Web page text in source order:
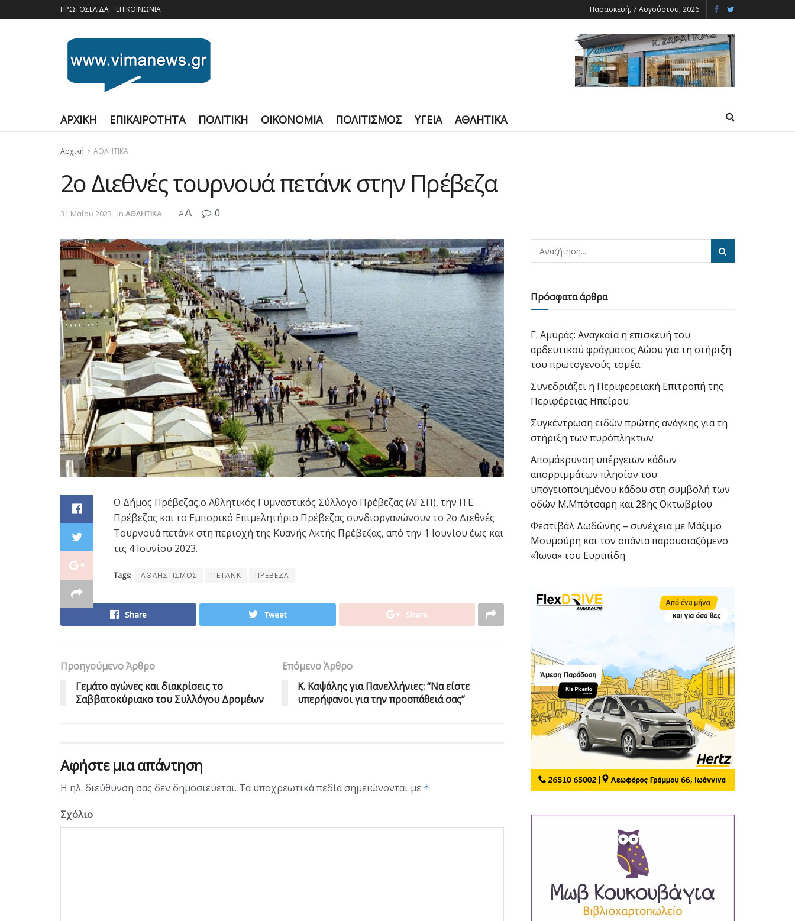
ΠΡΩΤΟΣΕΛΙΔΑ ΕΠΙΚΟΙΝΩΝΙΑ Παρασκευή, 7 Αυγούστου, 2026
ΑΡΧΙΚΗ ΕΠΙΚΑΙΡΟΤΗΤΑ ΠΟΛΙΤΙΚΗ ΟΙΚΟΝΟΜΙΑ ΠΟΛΙΤΙΣΜΟΣ ΥΓΕΙΑ ΑΘΛΗΤΙΚΑ
Αρχική ΑΘΛΗΤΙΚΑ
2ο Διεθνές τουρνουά πετάνκ στην Πρέβεζα
31 Μαΐου 2023 in ΑΘΛΗΤΙΚΑ AA 0
Ο Δήμος Πρέβεζας,ο Αθλητικός Γυμναστικός Σύλλογο Πρέβεζας (ΑΓΣΠ), την Π.Ε.
Πρέβεζας και το Εμπορικό Επιμελητήριο Πρέβεζας συνδιοργανώνουν το 2ο Διεθνές
Τουρνουά πετάνκ στη περιοχή της Κυανής Ακτής Πρέβεζας, από την 1 Ιουνίου έως και
τις 4 Ιουνίου 2023.
Tags: ΑΘΛΗΣΤΙΣΜΟΣ ΠΕΤΑΝΚ ΠΡΕΒΕΖΑ
Share Tweet Share
Προηγούμενο Άρθρο
Γεμάτο αγώνες και διακρίσεις το
Σαββατοκύριακο του Συλλόγου Δρομέων
Επόμενο Άρθρο
Κ. Καψάλης για Πανελλήνιες: “Να είστε
υπερήφανοι για την προσπάθειά σας”
Αφήστε μια απάντηση
Η ηλ. διεύθυνση σας δεν δημοσιεύεται. Τα υποχρεωτικά πεδία σημειώνονται με *
Σχόλιο
Πρόσφατα άρθρα
Γ. Αμυράς: Αναγκαία η επισκευή του
αρδευτικού φράγματος Αώου για τη στήριξη
του πρωτογενούς τομέα
Συνεδριάζει η Περιφερειακή Επιτροπή της
Περιφέρειας Ηπείρου
Συγκέντρωση ειδών πρώτης ανάγκης για τη
στήριξη των πυρόπληκτων
Απομάκρυνση υπέργειων κάδων
απορριμμάτων πλησίον του
υπογειοποιημένου κάδου στη συμβολή των
οδών Μ.Μπότσαρη και 28ης Οκτωβρίου
Φεστιβάλ Δωδώνης – συνέχεια με Μάξιμο
Μουμούρη και τον σπάνια παρουσιαζόμενο
«Ίωνα» του Ευριπίδη